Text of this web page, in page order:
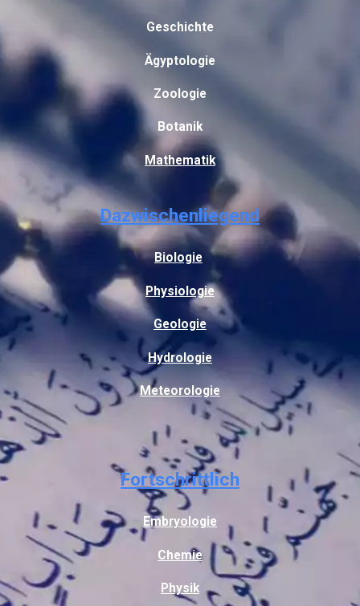
Geschichte
Ägyptologie
Zoologie
Botanik
Mathematik
Dazwischenliegend
Biologie
Physiologie
Geologie
Hydrologie
Meteorologie
Fortschrittlich
Embryologie
Chemie
Physik